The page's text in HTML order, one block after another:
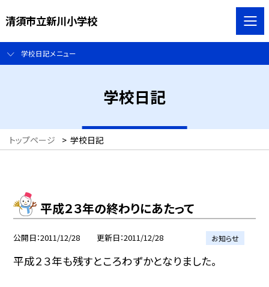
清須市立新川小学校
学校日記メニュー
学校日記
トップページ > 学校日記
平成２３年の終わりにあたって
公開日 2011/12/28 更新日 2011/12/28 お知らせ
平成２３年も残すところわずかとなりました。